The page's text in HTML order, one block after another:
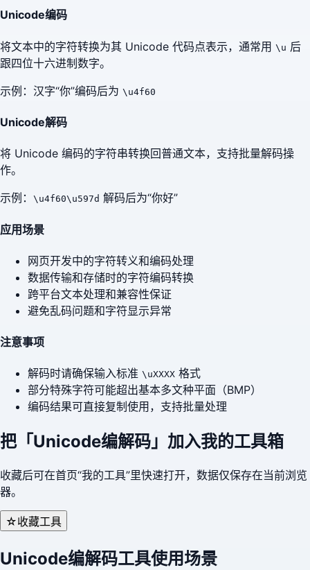
Unicode编码
将文本中的字符转换为其 Unicode 代码点表示，通常用 \u 后
跟四位十六进制数字。
示例：汉字“你”编码后为 \u4f60
Unicode解码
将 Unicode 编码的字符串转换回普通文本，支持批量解码操
作。
示例：
\u4f60\u597d 解码后为“你好”
应用场景
网页开发中的字符转义和编码处理
数据传输和存储时的字符编码转换
跨平台文本处理和兼容性保证
避免乱码问题和字符显示异常
注意事项
解码时请确保输入标准 \uXXXX 格式
部分特殊字符可能超出基本多文种平面（BMP）
编码结果可直接复制使用，支持批量处理
把「 Unicode编解码 」加入我的工具箱
收藏后可在首页“我的工具”里快速打开，数据仅保存在当前浏览
器。
☆收藏工具
Unicode编解码工具使用场景